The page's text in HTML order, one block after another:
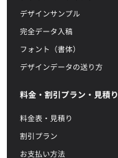
デザインサンプル
完全データ入稿
フォント（書体）
デザインデータの送り方
料金・割引プラン・見積り
料金表・見積り
割引プラン
お支払い方法